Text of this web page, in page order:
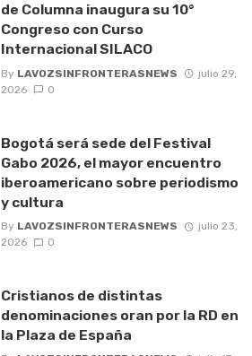
de Columna inaugura su 10°
Congreso con Curso
Internacional SILACO
By LAVOZSINFRONTERASNEWS
julio 29,
2026
0
Bogotá será sede del Festival
Gabo 2026, el mayor encuentro
iberoamericano sobre periodismo
y cultura
By LAVOZSINFRONTERASNEWS
julio 23,
2026
0
Cristianos de distintas
denominaciones oran por la RD en
la Plaza de España